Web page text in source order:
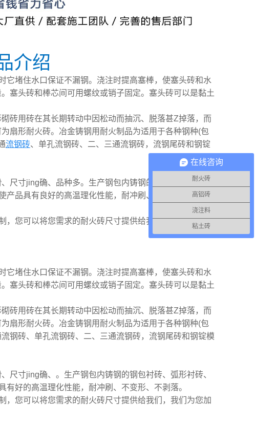
介绍
它堵住水口保证不漏钢。浇注时提高塞棒，使塞头砖和水
塞头砖和棒芯间可用螺纹或销子固定。塞头砖可以是黏土
砖用砖在其长期转动中因松动而抽沉、脱落甚Z掉落，而
扇形耐火砖。冶金铸钢用耐火制品为适用于各种钢种(包
流钢砖、单孔流钢砖、二、三通流钢砖，流钢尾砖和钢锭
寸jing确、品种多。生产钢包内铸钢的钢包衬砖、弧形
产品具有良好的高温理化性能，耐冲刷、不变形、不剥
您可以将您需求的耐火砖尺寸提供给我们，我们为您加
堵住水口保证不漏钢。浇注时提高塞棒，使塞头砖和水
塞头砖和棒芯间可用螺纹或销子固定。塞头砖可以是黏土
用砖在其长期转动中因松动而抽沉、脱落甚Z掉落，而
扇形耐火砖。冶金铸钢用耐火制品为适用于各种钢种(包
钢砖、单孔流钢砖、二、三通流钢砖，流钢尾砖和钢锭模
寸jing确、。生产钢包内铸钢的钢包衬砖、弧形衬砖、
好的高温理化性能，耐冲刷、不变形、不剥落。
您可以将您需求的耐火砖尺寸提供给我们，我们为您加
在线咨询
耐火砖
高铝砖
浇注料
粘土砖